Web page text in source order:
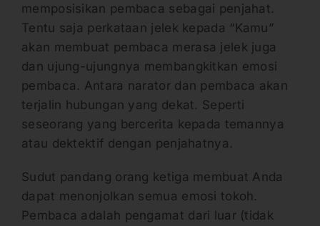
memposisikan pembaca sebagai penjahat.
Tentu saja perkataan jelek kepada “Kamu”
akan membuat pembaca merasa jelek juga
dan ujung-ujungnya membangkitkan emosi
pembaca. Antara narator dan pembaca akan
terjalin hubungan yang dekat. Seperti
seseorang yang bercerita kepada temannya
atau dektektif dengan penjahatnya.
Sudut pandang orang ketiga membuat Anda
dapat menonjolkan semua emosi tokoh.
Pembaca adalah pengamat dari luar (tidak